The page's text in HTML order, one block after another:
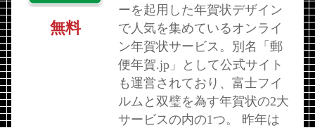
ーを起用した年賀状デザイン
で人気を集めているオンライ
ン年賀状サービス。別名「郵
便年賀.jp」として公式サイト
も運営されており、富士フイ
ルムと双璧を為す年賀状の2大
サービスの内の1つ。 昨年は
無料